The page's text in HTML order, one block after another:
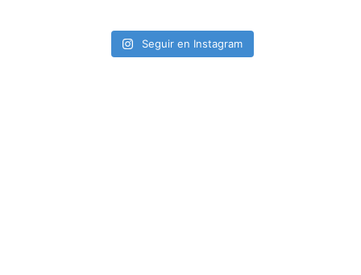
Seguir en Instagram